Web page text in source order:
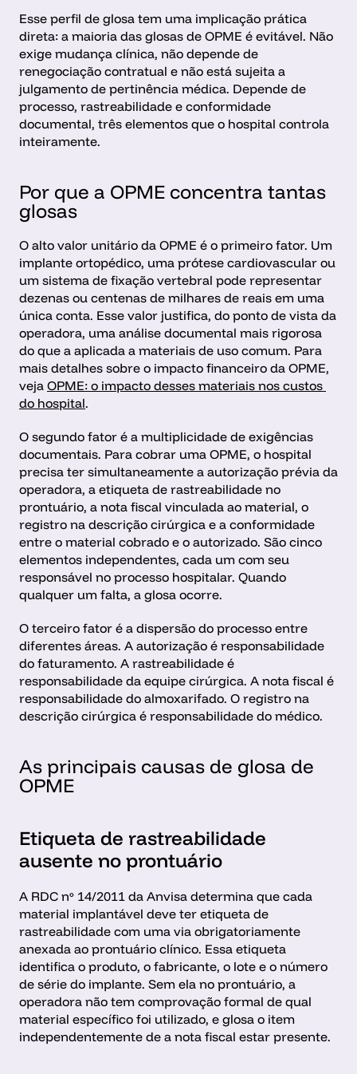
Esse perfil de glosa tem uma implicação prática
direta: a maioria das glosas de OPME é evitável. Não
exige mudança clínica, não depende de
renegociação contratual e não está sujeita a
julgamento de pertinência médica. Depende de
processo, rastreabilidade e conformidade
documental, três elementos que o hospital controla
inteiramente.
Por que a OPME concentra tantas
glosas
O alto valor unitário da OPME é o primeiro fator. Um
implante ortopédico, uma prótese cardiovascular ou
um sistema de fixação vertebral pode representar
dezenas ou centenas de milhares de reais em uma
única conta. Esse valor justifica, do ponto de vista da
operadora, uma análise documental mais rigorosa
do que a aplicada a materiais de uso comum. Para
mais detalhes sobre o impacto financeiro da OPME,
veja OPME: o impacto desses materiais nos custos
do hospital.
O segundo fator é a multiplicidade de exigências
documentais. Para cobrar uma OPME, o hospital
precisa ter simultaneamente a autorização prévia da
operadora, a etiqueta de rastreabilidade no
prontuário, a nota fiscal vinculada ao material, o
registro na descrição cirúrgica e a conformidade
entre o material cobrado e o autorizado. São cinco
elementos independentes, cada um com seu
responsável no processo hospitalar. Quando
qualquer um falta, a glosa ocorre.
O terceiro fator é a dispersão do processo entre
diferentes áreas. A autorização é responsabilidade
do faturamento. A rastreabilidade é
responsabilidade da equipe cirúrgica. A nota fiscal é
responsabilidade do almoxarifado. O registro na
descrição cirúrgica é responsabilidade do médico.
As principais causas de glosa de
OPME
Etiqueta de rastreabilidade
ausente no prontuário
A RDC nº 14/2011 da Anvisa determina que cada
material implantável deve ter etiqueta de
rastreabilidade com uma via obrigatoriamente
anexada ao prontuário clínico. Essa etiqueta
identifica o produto, o fabricante, o lote e o número
de série do implante. Sem ela no prontuário, a
operadora não tem comprovação formal de qual
material específico foi utilizado, e glosa o item
independentemente de a nota fiscal estar presente.